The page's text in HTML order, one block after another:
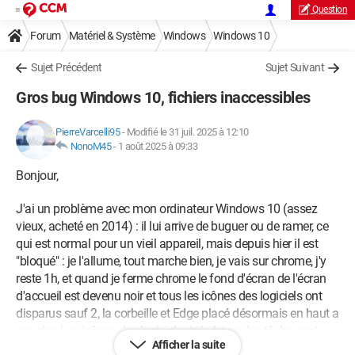
Question
Forum Matériel & Système Windows Windows 10
Sujet Précédent Sujet Suivant
Gros bug Windows 10, fichiers inaccessibles
PierreVarcelli95- Modifié le 31 juil. 2025 à 12:10
NonoM45- 1 août 2025 à 09:33
Bonjour,
J'ai un problème avec mon ordinateur Windows 10 (assez
vieux, acheté en 2014) : il lui arrive de buguer ou de ramer, ce
qui est normal pour un vieil appareil, mais depuis hier il est
"bloqué" : je l'allume, tout marche bien, je vais sur chrome, j'y
reste 1h, et quand je ferme chrome le fond d'écran de l'écran
d'accueil est devenu noir et tous les icônes des logiciels ont
disparus sauf 2, la corbeille et Edge placé désormais en haut a
gauche. Les icônes des logiciels de la barre des tâche sont
inutilisables transformés en feuille de papier (forme de l'icône)
Afficher la suite